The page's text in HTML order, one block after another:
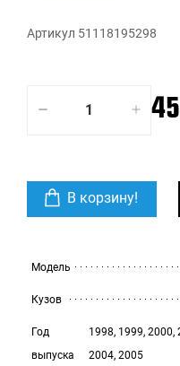
Артикул 51118195298
В корзину!
Модель
Кузов
Год
выпуска
1998, 1999, 2000,
2004, 2005